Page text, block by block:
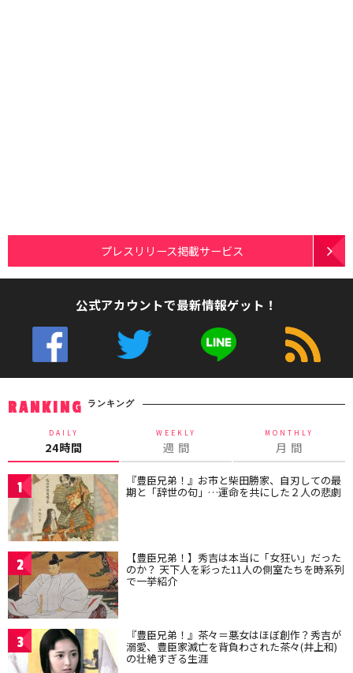
プレスリリース掲載サービス
公式アカウントで最新情報ゲット！
RANKING ランキング
DAILY
24時間
WEEKLY
週 間
MONTHLY
月 間
1 『豊臣兄弟！』お市と柴田勝家、自刃しての最
期と「辞世の句」…運命を共にした２人の悲劇
2 【豊臣兄弟！】秀吉は本当に「女狂い」だった
のか？ 天下人を彩った11人の側室たちを時系列
で一挙紹介
3 『豊臣兄弟！』茶々＝悪女はほぼ創作？秀吉が
溺愛、豊臣家滅亡を背負わされた茶々(井上和)
の壮絶すぎる生涯